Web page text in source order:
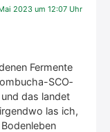
2023 um 12:07 Uhr
Fer­men­te
SCO­
das lan­det
las ich,